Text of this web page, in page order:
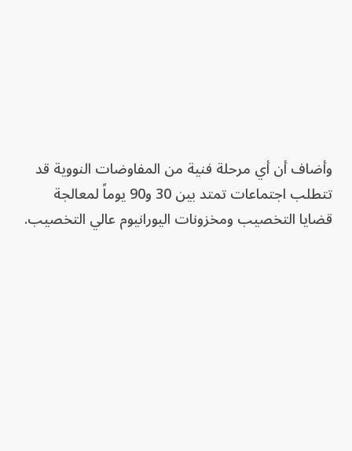
وأضاف أن أي مرحلة فنية من المفاوضات النووية قد
تتطلب اجتماعات تمتد بين 30 و90 يوماً لمعالجة
قضايا التخصيب ومخزونات اليورانيوم عالي التخصيب.